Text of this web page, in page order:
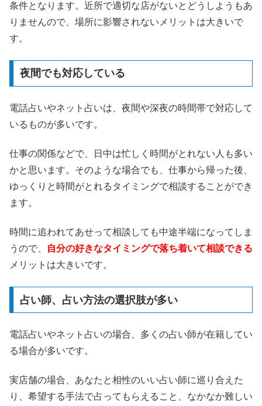
条件となります。近所で適切な店がないとどうしようもあ
りませんので、場所に影響されないメリットは大きいで
す。
夜間でも対応している
電話占いやネット占いは、夜間や深夜の時間帯で対応して
いるものが多いです。
仕事の関係などで、日中は忙しく時間がとれない人も多い
かと思います。そのような場合でも、仕事から帰った後、
ゆっくりと時間がとれるタイミングで相談することができ
ます。
時間に追われてあせって相談しても中途半端になってしま
うので、
自分の好きなタイミングで落ち着いて相談できる
メリットは大きいです。
占い師、占い方法の選択肢が多い
電話占いやネット占いの場合、多くの占い師が在籍してい
る場合が多いです。
実店舗の場合、あなたと相性のいい占い師に巡り合えた
り、希望する手法で占ってもらえること、なかなか難しい